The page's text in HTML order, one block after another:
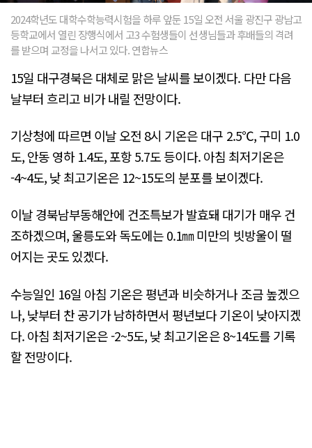
2024학년도 대학수학능력시험을 하루 앞둔 15일 오전 서울 광진구 광남고
등학교에서 열린 장행식에서 고3 수험생들이 선생님들과 후배들의 격려
를 받으며 교정을 나서고 있다. 연합뉴스
15일 대구경북은 대체로 맑은 날씨를 보이겠다. 다만 다음
날부터 흐리고 비가 내릴 전망이다.
기상청에 따르면 이날 오전 8시 기온은 대구 2.5℃, 구미 1.0
도, 안동 영하 1.4도, 포항 5.7도 등이다. 아침 최저기온은
-4~4도, 낮 최고기온은 12~15도의 분포를 보이겠다.
이날 경북남부동해안에 건조특보가 발효돼 대기가 매우 건
조하겠으며, 울릉도와 독도에는 0.1㎜ 미만의 빗방울이 떨
어지는 곳도 있겠다.
수능일인 16일 아침 기온은 평년과 비슷하거나 조금 높겠으
나, 낮부터 찬 공기가 남하하면서 평년보다 기온이 낮아지겠
다. 아침 최저기온은 -2~5도, 낮 최고기온은 8~14도를 기록
할 전망이다.